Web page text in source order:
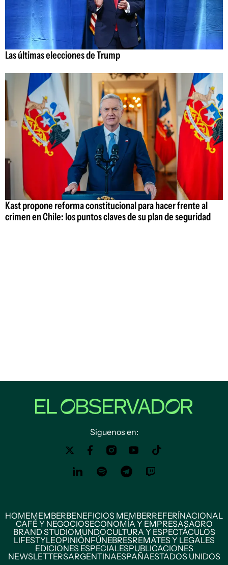
Las últimas elecciones de Trump
Kast propone reforma constitucional para hacer frente al
crimen en Chile: los puntos claves de su plan de seguridad
Siguenos en:
HOMEMEMBERBENEFICIOS MEMBERREFERÍNACIONAL
CAFÉ Y NEGOCIOSECONOMÍA Y EMPRESASAGRO
BRAND STUDIOMUNDOCULTURA Y ESPECTÁCULOS
LIFESTYLEOPINIÓNFÚNEBRESREMATES Y LEGALES
EDICIONES ESPECIALESPUBLICACIONES
NEWSLETTERSARGENTINAESPAÑAESTADOS UNIDOS